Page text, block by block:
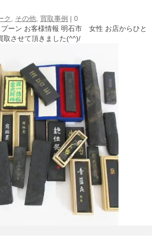
ク その他 買取事例 | 0
ーン お客様情報 明石市 女性 お店からひと
取させて頂きました(^^)/